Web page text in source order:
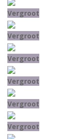
Vergroot
Vergroot
Vergroot
Vergroot
Vergroot
Vergroot